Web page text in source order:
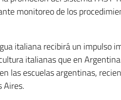
monitoreo de los
italiana recibirá un impulso
italianas que en
las escuelas argentinas,
Aires.